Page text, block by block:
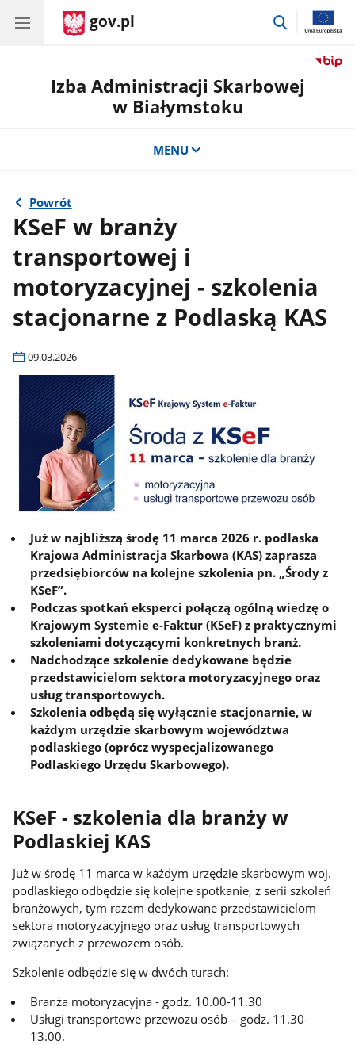
gov.pl
przejdź
Izba Administracji Skarbowej
w Białymstoku
MENU
Powrót
KSeF w branży
transportowej i
motoryzacyjnej - szkolenia
stacjonarne z Podlaską KAS
09.03.2026
Już w najbliższą środę 11 marca 2026 r. podlaska
Krajowa Administracja Skarbowa (KAS) zaprasza
przedsiębiorców na kolejne szkolenia pn. „Środy z
KSeF”.
Podczas spotkań eksperci połączą ogólną wiedzę o
Krajowym Systemie e-Faktur (KSeF) z praktycznymi
szkoleniami dotyczącymi konkretnych branż.
Nadchodzące szkolenie dedykowane będzie
przedstawicielom sektora motoryzacyjnego oraz
usług transportowych.
Szkolenia odbędą się wyłącznie stacjonarnie, w
każdym urzędzie skarbowym województwa
podlaskiego (oprócz wyspecjalizowanego
Podlaskiego Urzędu Skarbowego).
KSeF - szkolenia dla branży w
Podlaskiej KAS
Już w środę 11 marca w każdym urzędzie skarbowym woj.
podlaskiego odbędzie się kolejne spotkanie, z serii szkoleń
branżowych, tym razem dedykowane przedstawicielom
sektora motoryzacyjnego oraz usług transportowych
związanych z przewozem osób.
Szkolenie odbędzie się w dwóch turach:
Branża motoryzacyjna - godz. 10.00-11.30
Usługi transportowe przewozu osób – godz. 11.30-
13.00.